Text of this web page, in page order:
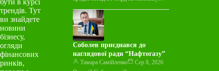
бути в курсі
трендів. Тут
ви знайдете
новини
бізнесу,
огляди
фінансових
ринків,
тижня з 3 по 7 серпня…
Соболев приєднався до
наглядової ради “Нафтогазу”
Тамара Самійленко
Сер 8, 2026